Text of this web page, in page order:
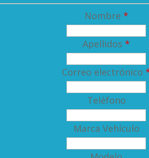
Nombre *
Apellidos *
Correo electrónico
Teléfono
Marca Vehículo